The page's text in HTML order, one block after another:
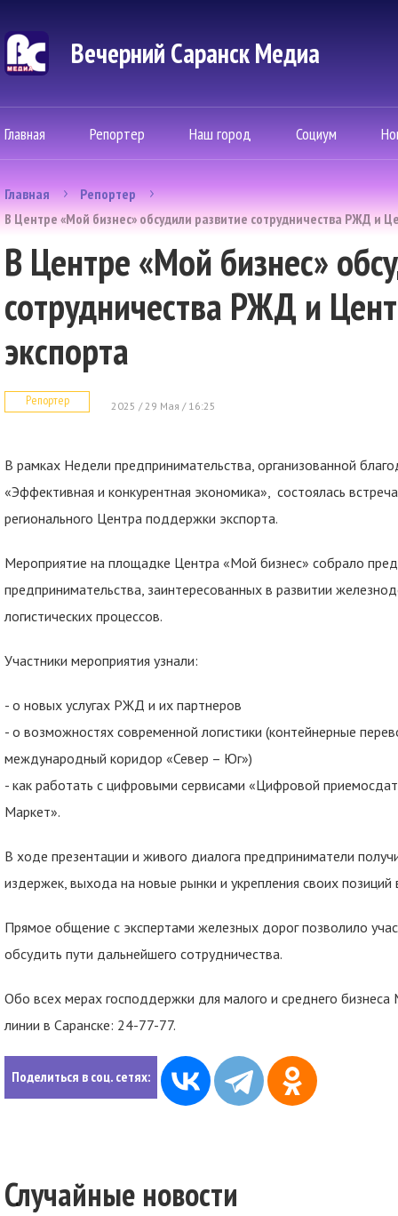
Вечерний Саранск Mедиа
Главная Репортер Наш город Социум
Главная
Репортер
В Центре «Мой бизнес» обсудили развитие сотрудничества РЖД и
В Центре «Мой бизнес»
сотрудничества РЖД и
экспорта
Репортер 2025 / 29 Мая / 16:25
В рамках Недели предпринимательства, организованной
«Эффективная и конкурентная экономика», состоялась
регионального Центра поддержки экспорта.
Мероприятие на площадке Центра «Мой бизнес» собрало
предпринимательства, заинтересованных в развитии
логистических процессов.
Участники мероприятия узнали:
- о новых услугах РЖД и их партнеров
- о возможностях современной логистики (контейнерные
международный коридор «Север – Юг»)
- как работать с цифровыми сервисами «Цифровой
Маркет».
В ходе презентации и живого диалога предприниматели
издержек, выхода на новые рынки и укрепления своих
Прямое общение с экспертами железных дорог позволило
обсудить пути дальнейшего сотрудничества.
Обо всех мерах господдержки для малого и среднего
линии в Саранске: 24-77-77.
Поделиться в соц. сетях:
Случайные новости